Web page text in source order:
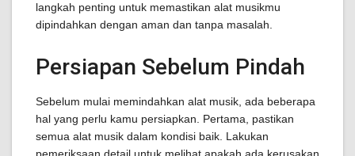
langkah penting untuk memastikan alat musikmu
dipindahkan dengan aman dan tanpa masalah.
Persiapan Sebelum Pindah
Sebelum mulai memindahkan alat musik, ada beberapa
hal yang perlu kamu persiapkan. Pertama, pastikan
semua alat musik dalam kondisi baik. Lakukan